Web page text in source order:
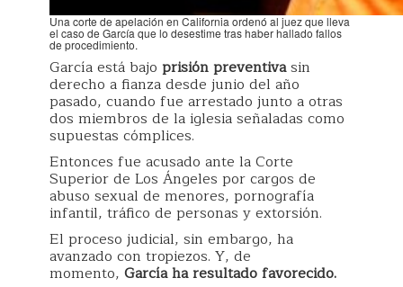
Una corte de apelación en California ordenó al juez que lleva
el caso de García que lo desestime tras haber hallado fallos
de procedimiento.
García está bajo prisión preventivasin
derecho a fianza desde junio del año
pasado, cuando fue arrestado junto a otras
dos miembros de la iglesia señaladas como
supuestas cómplices.
Entonces fue acusado ante la Corte
Superior de Los Ángeles por cargos de
abuso sexual de menores, pornografía
infantil, tráfico de personas y extorsión.
El proceso judicial, sin embargo, ha
avanzado con tropiezos. Y, de
momento, García ha resultado favorecido.